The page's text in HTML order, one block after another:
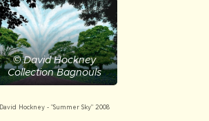
© David Hockney
Collection Bagnouls
David Hockney - "Summer Sky" 2008